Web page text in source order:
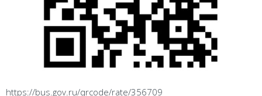
https://bus.gov.ru/qrcode/rate/356709